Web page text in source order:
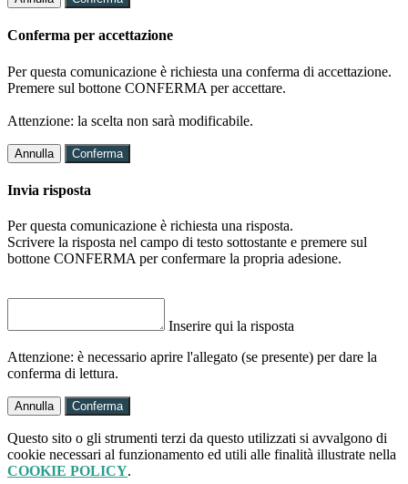
Conferma per accettazione
Per questa comunicazione è richiesta una conferma di accettazione.
Premere sul bottone CONFERMA per accettare.
Attenzione: la scelta non sarà modificabile.
Annulla Conferma
Invia risposta
Per questa comunicazione è richiesta una risposta.
Scrivere la risposta nel campo di testo sottostante e premere sul
bottone CONFERMA per confermare la propria adesione.
Inserire qui la risposta
Attenzione: è necessario aprire l'allegato (se presente) per dare la
conferma di lettura.
Annulla Conferma
Questo sito o gli strumenti terzi da questo utilizzati si avvalgono di
cookie necessari al funzionamento ed utili alle finalità illustrate nella
COOKIE POLICY.